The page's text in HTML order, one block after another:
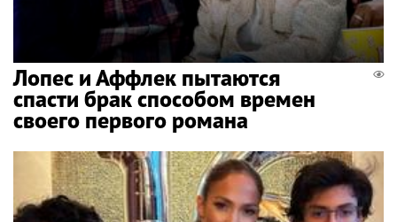
Лопес и Аффлек пытаются
спасти брак способом времен
своего первого романа